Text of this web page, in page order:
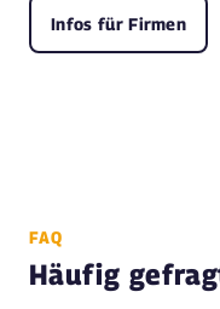
Infos für Firmen
FAQ
Häufig